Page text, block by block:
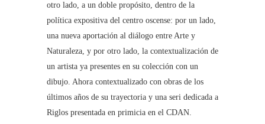
otro lado, a un doble propósito, dentro de la
política expositiva del centro oscense: por un lado,
una nueva aportación al diálogo entre Arte y
Naturaleza, y por otro lado, la contextualización de
un artista ya presentes en su colección con un
dibujo. Ahora contextualizado con obras de los
últimos años de su trayectoria y una seri dedicada a
Riglos presentada en primicia en el CDAN.